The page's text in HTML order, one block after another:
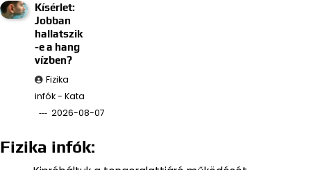
Kísérlet:
Jobban
hallatszik
-e a hang
vízben?
Fizika
infók - Kata
2026-08-07
Fizika infók: